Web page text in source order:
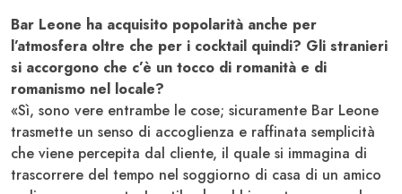
Bar Leone ha acquisito popolarità anche per
l’atmosfera oltre che per i cocktail quindi? Gli stranieri
si accorgono che c’è un tocco di romanità e di
romanismo nel locale?
«Sì, sono vere entrambe le cose; sicuramente Bar Leone
trasmette un senso di accoglienza e raffinata semplicità
che viene percepita dal cliente, il quale si immagina di
trascorrere del tempo nel soggiorno di casa di un amico